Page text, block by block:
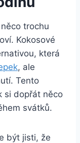
trochu
Kokosové
která
, ale
Tento
si dopřát něco
svátků.
být jisti, že